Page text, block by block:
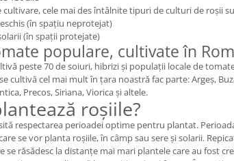
cele mai des întâlnite tipuri de culturi de roșii
(în spațiu neprotejat)
(în spații protejate)
populare, cultivate în
peste 70 de soiuri, hibrizi și populații locale de
cultivă cel mai mult în țara noastră fac parte: Argeș,
Precos, Siriana, Viorica și altele.
roșiile?
respectarea perioadei optime pentru plantat.
se vor planta roșiile, în câmp sau sere și solarii.
se răsădesc la distanțe mai mari plantele care au fost